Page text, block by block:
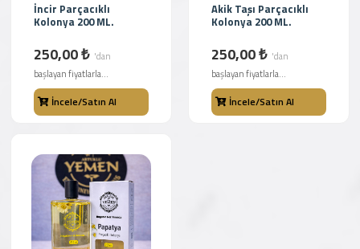
İncir Parçacıklı
Kolonya 200 ML.
250,00 ₺ 'dan
başlayan fiyatlarla...
İncele/Satın Al
Akik Taşı Parçacıklı
Kolonya 200 ML.
250,00 ₺ 'dan
başlayan fiyatlarla...
İncele/Satın Al